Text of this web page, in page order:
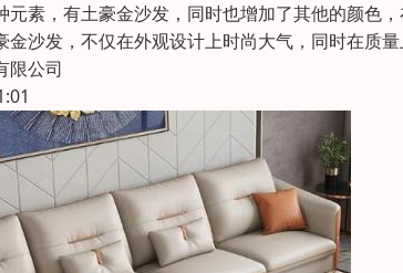
元素，有土豪金沙发，同时也增加了其他的颜色
金沙发，不仅在外观设计上时尚大气，同时在质
限公司